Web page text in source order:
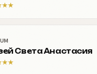
★★
Света Анастасия
★★